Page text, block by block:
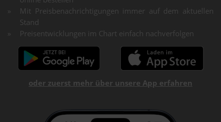
Mit Preisbenachrichtigungen immer auf dem aktuellen
Stand
Preisentwicklungen im Chart einfach nachverfolgen
oder zuerst mehr über unsere App erfahren